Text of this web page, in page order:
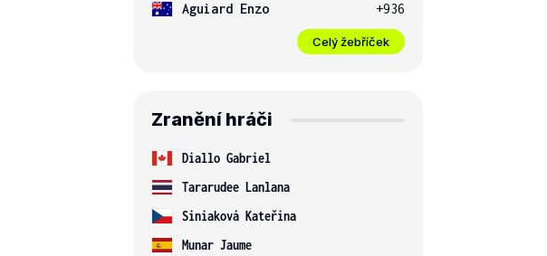
Aguiard Enzo
+936
Celý žebříček
Zranění hráči
Diallo Gabriel
Tararudee Lanlana
Siniaková Kateřina
Munar Jaume